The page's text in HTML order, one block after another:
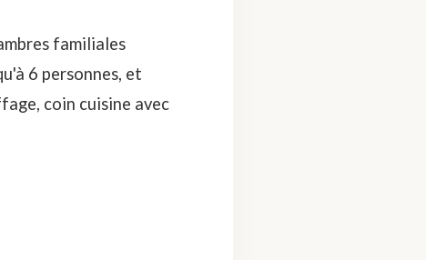
familiales
6 personnes, et
coin cuisine avec